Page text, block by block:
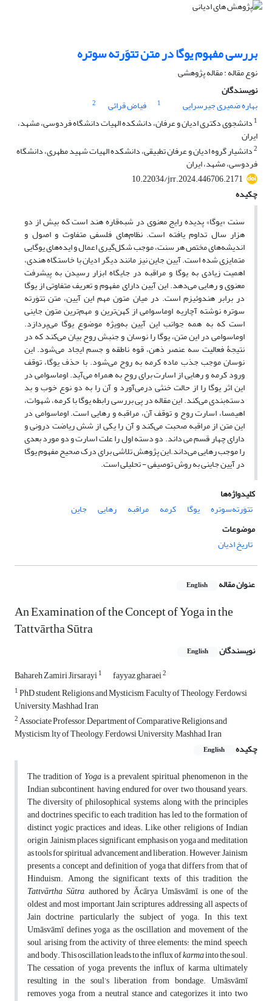
بررسی مفهوم یوگا در متن تتوَرته‌ سوتره
نوع مقاله : مقاله پژوهشی
نویسندگان
بهاره ضمیری جیرسرایی
1 فیاض قرائی
2
1 دانشجوی دکتری ادیان و عرفان، دانشکده الهیات دانشگاه فردوسی، مشهد،
ایران
2دانشیار گروه ادیان و عرفان تطبیقی، دانشکده الهیات شهید مطهری، دانشگاه
فردوسی، مشهد، ایران
10.22034/jrr.2024.446706.2171
چکیده
سنت «یوگا» پدیده رایج معنوی در شبه‌قاره هند است که بیش از دو
هزار سال تداوم یافته است. نظام‌های فلسفی متفاوت و اصول و
اندیشه‌های مختص هر سنت، موجب شکل‌گیری اعمال و ایده‌های یوگایی
متمایزی شده است. آیین جاین نیز مانند دیگر ادیان با خاستگاه هندی،
اهمیت زیادی به یوگا و مراقبه در جایگاه ابزار رسیدن به پیشرفت
معنوی و رهایی می‌دهد. این آیین دارای مفهوم و تعریف متفاوتی از یوگا
در برابر هندوئیزم است. در میان متون مهم این آیین، متن تتوَرته
سوتره نوشته آچاریه اوماسوامی از کهن‌‌ترین و مهم‌ترین متون جاینی
است که به همه جوانب این آیین به‌ویژه موضوع یوگا می‌پردازد.
اوماسوامی در این متن، یوگا را نوسان و جنبش روح بیان می‌کند که در
نتیجۀ فعالیت سه عنصر ذهن، قوه ناطقه و جسم ایجاد می‌شود. این
نوسان موجب جذب ماده کرمه به روح می‌شود. با حذف یوگا، توقف
ورود کرمه و رهایی از اسارت برای روح به همراه می‌آید. اوماسوامی در
این اثر یوگا را از حالت خنثی درمی‌آورد و آن را به دو نوع خوب و بد
دسته‌بندی می‌کند. این مقاله در پی بررسی رابطه یوگا با کرمه، شهوات،
اهیمسا، اسارت روح و توقف آن، مراقبه و رهایی است. اوماسوامی در
این متن از مراقبه صحبت می‌کند و آن را یکی از شش ریاضت درونی و
دارای چهار قسم می داند. دو دسته اول را علت اسارت و دو مورد بعدی
را موجب رهایی می‌داند.این پژوهش تلاشی برای درک صحیح مفهوم یوگا
در آیین جاینی به روش توصیفی - تحلیلی است.
کلیدواژه‌ها
تتوَرته‌سوتره
یوگا کرمه مراقبه رهایی
جاین
موضوعات
تاریخ ادیان
عنوان مقاله English
An Examination of the Concept of Yoga in the
Tattvārtha Sūtra
نویسندگان English
Bahareh Zamiri Jirsarayi1 fayyaz gharaei2
1PhD student, Religions and Mysticism, Faculty of Theology, Ferdowsi
University, Mashhad, Iran
2Associate Professor, Department of Comparative Religions and
Mysticism, lty of Theology, Ferdowsi University, Mashhad, Iran
چکیده
English
The tradition ofYogais a prevalent spiritual phenomenon in the
Indian subcontinent, having endured for over two thousand years.
The diversity of philosophical systems, along with the principles
and doctrines specific to each tradition, has led to the formation of
distinct yogic practices and ideas. Like other religions of Indian
origin, Jainism places significant emphasis on yoga and meditation
as tools for spiritual advancement and liberation. However, Jainism
presents a concept and definition of yoga that differs from that of
Hinduism. Among the significant texts of this tradition, the
Tattvārtha Sūtra, authored by Ācārya Umāsvāmī, is one of the
oldest and most important Jain scriptures, addressing all aspects of
Jain doctrine, particularly the subject of yoga. In this text,
Umāsvāmī defines yoga as the oscillation and movement of the
soul, arising from the activity of three elements: the mind, speech,
and body. This oscillation leads to the influx ofkarmainto the soul.
The cessation of yoga prevents the influx of karma, ultimately
resulting in the soul’s liberation from bondage. Umāsvāmī
removes yoga from a neutral stance and categorizes it into two